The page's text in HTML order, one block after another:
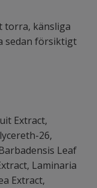
torra, känsliga
sedan försiktigt
Extract,
26,
Leaf
Laminaria
Extract,